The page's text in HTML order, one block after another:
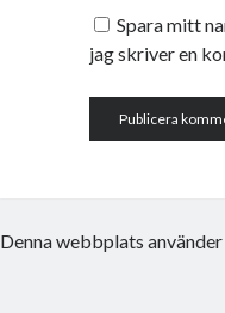
Spara mitt
jag skriver en
Denna webbplats